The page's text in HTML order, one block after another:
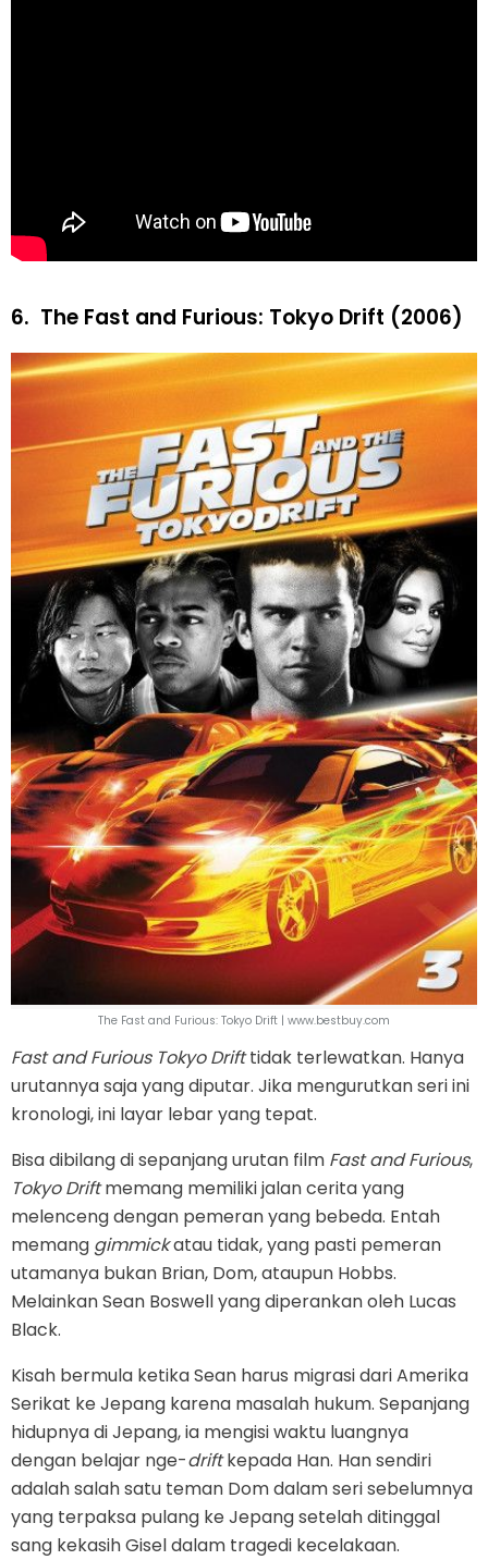
6. The Fast and Furious: Tokyo Drift (2006)
The Fast and Furious: Tokyo Drift | www.bestbuy.com
Fast and Furious Tokyo Drifttidak terlewatkan. Hanya
urutannya saja yang diputar. Jika mengurutkan seri ini
kronologi, ini layar lebar yang tepat.
Bisa dibilang di sepanjang urutan film Fast and Furious,
Tokyo Driftmemang memiliki jalan cerita yang
melenceng dengan pemeran yang bebeda. Entah
memang gimmickatau tidak, yang pasti pemeran
utamanya bukan Brian, Dom, ataupun Hobbs.
Melainkan Sean Boswell yang diperankan oleh Lucas
Black.
Kisah bermula ketika Sean harus migrasi dari Amerika
Serikat ke Jepang karena masalah hukum. Sepanjang
hidupnya di Jepang, ia mengisi waktu luangnya
dengan belajar nge-driftkepada Han. Han sendiri
adalah salah satu teman Dom dalam seri sebelumnya
yang terpaksa pulang ke Jepang setelah ditinggal
sang kekasih Gisel dalam tragedi kecelakaan.